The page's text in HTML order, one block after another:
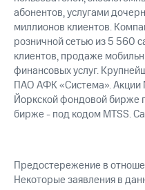
абонентов, услугами
миллионов клиентов.
розничной сетью из 5 560
клиентов, продаже
финансовых услуг.
ПАО АФК «Система».
Йоркской фондовой бирже
бирже - под кодом MTSS.
Предостережение в
Некоторые заявления в